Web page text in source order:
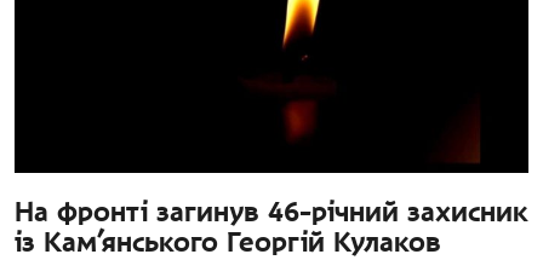
На фронті загинув 46-річний захисник
із Кам’янського Георгій Кулаков